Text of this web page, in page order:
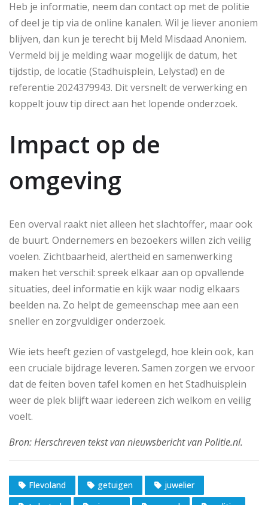
Heb je informatie, neem dan contact op met de politie
of deel je tip via de online kanalen. Wil je liever anoniem
blijven, dan kun je terecht bij Meld Misdaad Anoniem.
Vermeld bij je melding waar mogelijk de datum, het
tijdstip, de locatie (Stadhuisplein, Lelystad) en de
referentie 2024379943. Dit versnelt de verwerking en
koppelt jouw tip direct aan het lopende onderzoek.
Impact op de
omgeving
Een overval raakt niet alleen het slachtoffer, maar ook
de buurt. Ondernemers en bezoekers willen zich veilig
voelen. Zichtbaarheid, alertheid en samenwerking
maken het verschil: spreek elkaar aan op opvallende
situaties, deel informatie en kijk waar nodig elkaars
beelden na. Zo helpt de gemeenschap mee aan een
sneller en zorgvuldiger onderzoek.
Wie iets heeft gezien of vastgelegd, hoe klein ook, kan
een cruciale bijdrage leveren. Samen zorgen we ervoor
dat de feiten boven tafel komen en het Stadhuisplein
weer de plek blijft waar iedereen zich welkom en veilig
voelt.
Flevoland getuigen
juwelier